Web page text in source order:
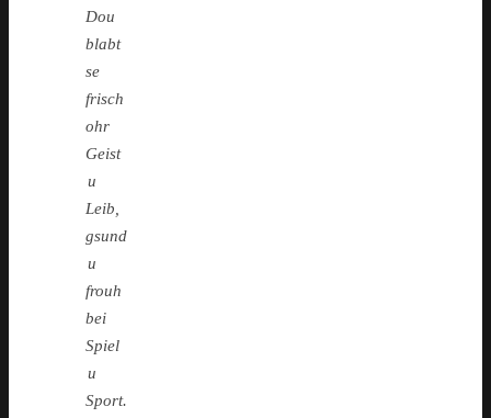
Dou
blabt
se
frisch
ohr
Geist
u
Leib,
gsund
u
frouh
bei
Spiel
u
Sport.